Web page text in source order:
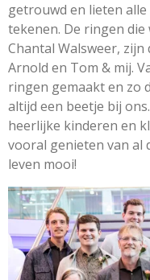
getrouwd en lieten
tekenen. De ringen
Chantal Walsweer,
Arnold en Tom & mij.
ringen gemaakt en zo
altijd een beetje bij
heerlijke kinderen en
vooral genieten van al
leven mooi!